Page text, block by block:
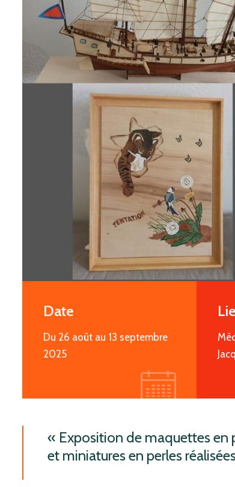
Date
Du 26 août au 13 septembre
2025
icon
Exposition de maquettes en
et miniatures en perles